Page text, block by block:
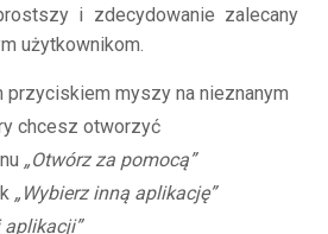
i zdecydowanie zalecany
użytkownikom.
przyciskiem myszy na nieznanym
chcesz otworzyć
„Otwórz za pomocą”
„Wybierz inną aplikację”
aplikacji”